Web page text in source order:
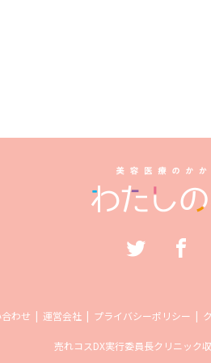
わせ 運営会社 プライバシーポリシー
売れコスDX実行委員長クリニック